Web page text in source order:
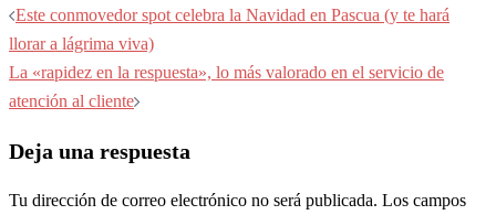
Navegación
de
entradas
Este conmovedor spot celebra la Navidad en Pascua (y te hará
llorar a lágrima viva)
La «rapidez en la respuesta», lo más valorado en el servicio de
atención al cliente
Deja una respuesta
Tu dirección de correo electrónico no será publicada. Los campos